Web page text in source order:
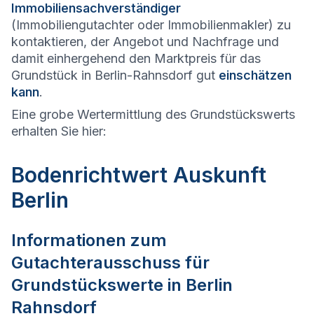
Immobiliensachverständiger
(Immobiliengutachter oder Immobilienmakler) zu
kontaktieren, der Angebot und Nachfrage und
damit einhergehend den Marktpreis für das
Grundstück in Berlin-Rahnsdorf gut einschätzen
kann.
Eine grobe Wertermittlung des Grundstückswerts
erhalten Sie hier:
Bodenrichtwert Auskunft
Berlin
Informationen zum
Gutachterausschuss für
Grundstückswerte in Berlin
Rahnsdorf